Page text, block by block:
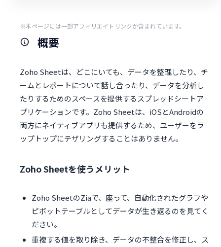
※本ページには一部アフィリエイトリンクが含まれています。
概要
Zoho Sheetは、どこにいても、データを整理したり、チ
ームとレポートについて話し合ったり、データを分析し
たりするためのスペースを提供するスプレッドシートア
プリケーションです。Zoho Sheetは、iOSとAndroidの
両方にネイティブアプリも提供するため、ユーザーをラ
ップトップにテザリングすることはありません。
Zoho Sheetを使うメリット
Zoho SheetのZiaで、座って、自動化されたグラフや
ピボットテーブルとしてデータが生き返るのを見てく
ださい。
重複する値を取り除き、データの不整合を修正し、ス